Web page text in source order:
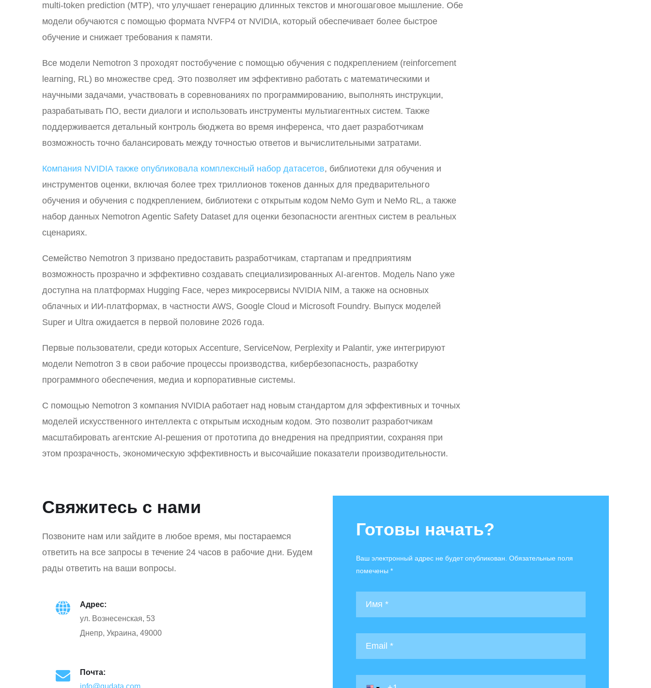
multi-token prediction (MTP), что улучшает генерацию длинных текстов и многошаговое мышление. Обе
модели обучаются с помощью формата NVFP4 от NVIDIA, который обеспечивает более быстрое
обучение и снижает требования к памяти.
Все модели Nemotron 3 проходят постобучение с помощью обучения с подкреплением (reinforcement
learning, RL) во множестве сред. Это позволяет им эффективно работать с математическими и
научными задачами, участвовать в соревнованиях по программированию, выполнять инструкции,
разрабатывать ПО, вести диалоги и использовать инструменты мультиагентных систем. Также
поддерживается детальный контроль бюджета во время инференса, что дает разработчикам
возможность точно балансировать между точностью ответов и вычислительными затратами.
Компания NVIDIA также опубликовала комплексный набор датасетов, библиотеки для обучения и
инструментов оценки, включая более трех триллионов токенов данных для предварительного
обучения и обучения с подкреплением, библиотеки с открытым кодом NeMo Gym и NeMo RL, а также
набор данных Nemotron Agentic Safety Dataset для оценки безопасности агентных систем в реальных
сценариях.
Семейство Nemotron 3 призвано предоставить разработчикам, стартапам и предприятиям
возможность прозрачно и эффективно создавать специализированных AI-агентов. Модель Nano уже
доступна на платформах Hugging Face, через микросервисы NVIDIA NIM, а также на основных
облачных и ИИ-платформах, в частности AWS, Google Cloud и Microsoft Foundry. Выпуск моделей
Super и Ultra ожидается в первой половине 2026 года.
Первые пользователи, среди которых Accenture, ServiceNow, Perplexity и Palantir, уже интегрируют
модели Nemotron 3 в свои рабочие процессы производства, кибербезопасность, разработку
программного обеспечения, медиа и корпоративные системы.
С помощью Nemotron 3 компания NVIDIA работает над новым стандартом для эффективных и точных
моделей искусственного интеллекта с открытым исходным кодом. Это позволит разработчикам
масштабировать агентские AI-решения от прототипа до внедрения на предприятии, сохраняя при
этом прозрачность, экономическую эффективность и высочайшие показатели производительности.
Свяжитесь с нами
Позвоните нам или зайдите в любое время, мы постараемся
ответить на все запросы в течение 24 часов в рабочие дни. Будем
рады ответить на ваши вопросы.
Адрес:
ул. Вознесенская, 53
Днепр, Украина, 49000
Почта:
info@qudata.com
Готовы начать?
Ваш электронный адрес не будет опубликован. Обязательные поля
помечены *